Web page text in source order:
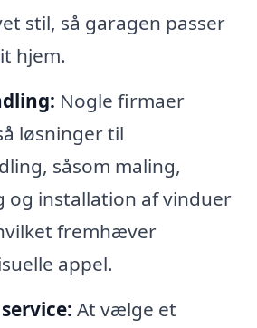
stil, så garagen passer
hjem.
Nogle firmaer
løsninger til
såsom maling,
installation af vinduer
fremhæver
appel.
At vælge et